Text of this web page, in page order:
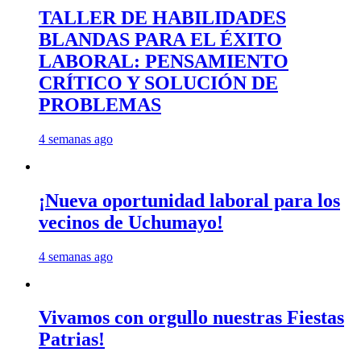
TALLER DE HABILIDADES
BLANDAS PARA EL ÉXITO
LABORAL: PENSAMIENTO
CRÍTICO Y SOLUCIÓN DE
PROBLEMAS
4 semanas ago
¡Nueva oportunidad laboral para los
vecinos de Uchumayo!
4 semanas ago
Vivamos con orgullo nuestras Fiestas
Patrias!